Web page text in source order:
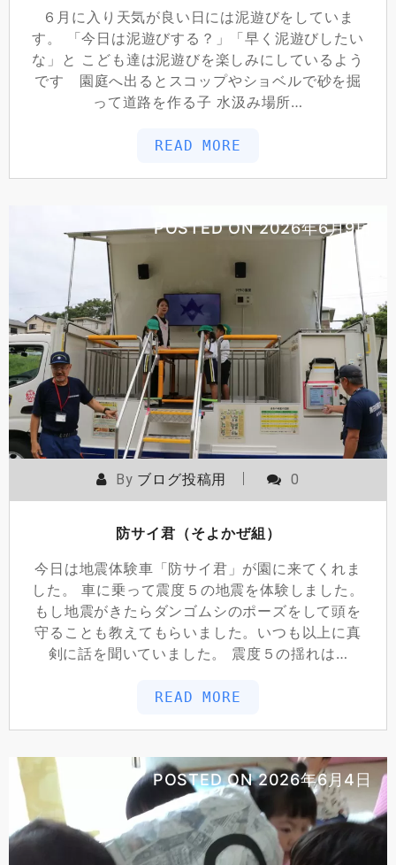
６月に入り天気が良い日には泥遊びをしていま
す。 「今日は泥遊びする？」「早く泥遊びしたい
な」と こども達は泥遊びを楽しみにしているよう
です 園庭へ出るとスコップやショベルで砂を掘
って道路を作る子 水汲み場所…
READ MORE
POSTED ON2026年6月9日
By ブログ投稿用 0
防サイ君（そよかぜ組）
今日は地震体験車「防サイ君」が園に来てくれま
した。 車に乗って震度５の地震を体験しました。
もし地震がきたらダンゴムシのポーズをして頭を
守ることも教えてもらいました。いつも以上に真
剣に話を聞いていました。 震度５の揺れは…
READ MORE
POSTED ON2026年6月4日